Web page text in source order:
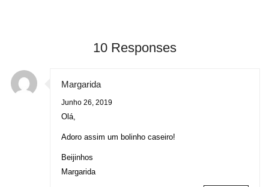
10 Responses
Margarida
Junho 26, 2019
Olá,
Adoro assim um bolinho caseiro!
Beijinhos
Margarida